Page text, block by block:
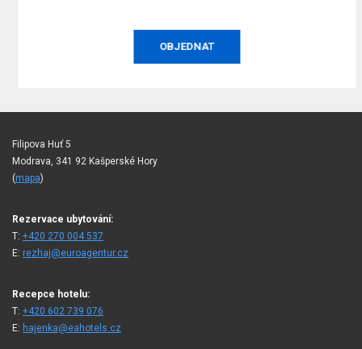
OBJEDNAT
Filipova Huť 5
Modrava, 341 92 Kašperské Hory
(mapa)
Rezervace ubytování:
T: +420 270 004 537
E: rezhaj@euroagentur.cz
Recepce hotelu:
T: +420 602 739 076
E: hajenka@eahotels.cz